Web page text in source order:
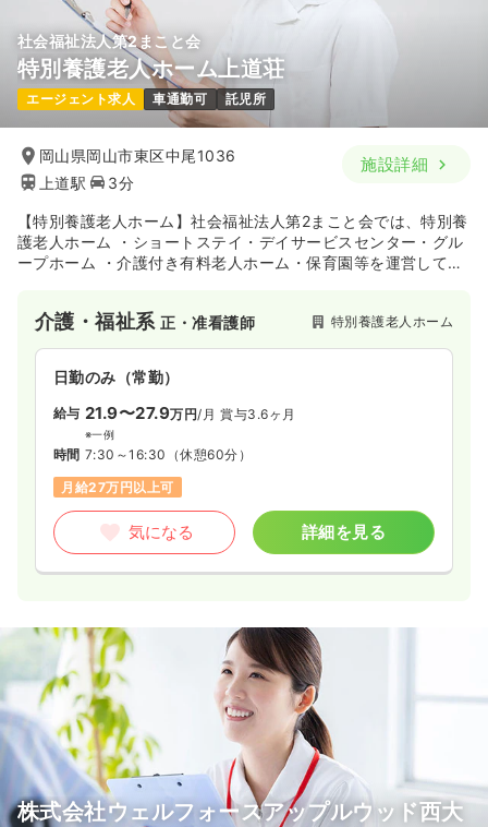
社会福祉法人第2まこと会
特別養護老人ホーム上道荘
エージェント求人 車通勤可 託児所
岡山県岡山市東区中尾1036
上道駅
3分
施設詳細
【特別養護老人ホーム】社会福祉法人第2まこと会では、特別養
護老人ホーム ・ショートステイ・デイサービスセンター・グル
ープホーム ・介護付き有料老人ホーム・保育園等を運営してお
介護・福祉系正・准看護師 特別養護老人ホーム
日勤のみ（常勤）
給与 21.9〜27.9万円/月 賞与3.6ヶ月
※一例
時間 7:30～16:30 （休憩60分）
月給27万円以上可
気になる 詳細を見る
株式会社ウェルフォースアップルウッド西大